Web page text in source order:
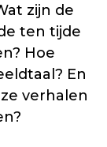
zijn de
ten tijde
Hoe
En
verhalen